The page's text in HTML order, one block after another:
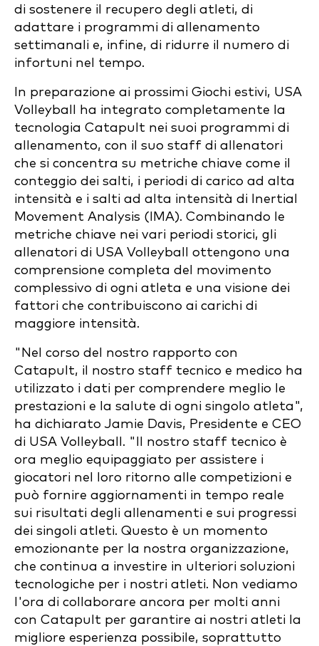
di sostenere il recupero degli atleti, di
adattare i programmi di allenamento
settimanali e, infine, di ridurre il numero di
infortuni nel tempo.
In preparazione ai prossimi Giochi estivi, USA
Volleyball ha integrato completamente la
tecnologia Catapult nei suoi programmi di
allenamento, con il suo staff di allenatori
che si concentra su metriche chiave come il
conteggio dei salti, i periodi di carico ad alta
intensità e i salti ad alta intensità di Inertial
Movement Analysis (IMA). Combinando le
metriche chiave nei vari periodi storici, gli
allenatori di USA Volleyball ottengono una
comprensione completa del movimento
complessivo di ogni atleta e una visione dei
fattori che contribuiscono ai carichi di
maggiore intensità.
"Nel corso del nostro rapporto con
Catapult, il nostro staff tecnico e medico ha
utilizzato i dati per comprendere meglio le
prestazioni e la salute di ogni singolo atleta",
ha dichiarato Jamie Davis, Presidente e CEO
di USA Volleyball. "Il nostro staff tecnico è
ora meglio equipaggiato per assistere i
giocatori nel loro ritorno alle competizioni e
può fornire aggiornamenti in tempo reale
sui risultati degli allenamenti e sui progressi
dei singoli atleti. Questo è un momento
emozionante per la nostra organizzazione,
che continua a investire in ulteriori soluzioni
tecnologiche per i nostri atleti. Non vediamo
l'ora di collaborare ancora per molti anni
con Catapult per garantire ai nostri atleti la
migliore esperienza possibile, soprattutto